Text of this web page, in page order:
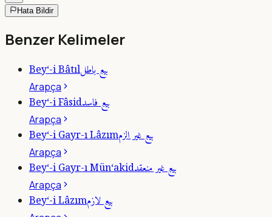
Hata Bildir
Benzer Kelimeler
Bey‘-i Bâtılبيع باطل
Arapça
Bey‘-i Fâsidبيع فاسد
Arapça
Bey‘-i Gayr-ı Lâzımبيع غير الزم
Arapça
Bey‘-i Gayr-ı Mün‘akidبيع غير منعقد
Arapça
Bey‘-i Lâzımبيع لازم